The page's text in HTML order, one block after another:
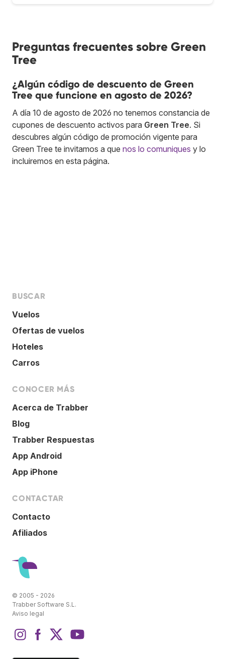
Preguntas frecuentes sobre Green
Tree
¿Algún código de descuento de Green
Tree que funcione en agosto de 2026?
A día 10 de agosto de 2026 no tenemos constancia de
cupones de descuento activos para Green Tree. Si
descubres algún código de promoción vigente para
Green Tree te invitamos a que nos lo comuniques y lo
incluiremos en esta página.
BUSCAR
Vuelos
Ofertas de vuelos
Hoteles
Carros
CONOCER MÁS
Acerca de Trabber
Blog
Trabber Respuestas
App Android
App iPhone
CONTACTAR
Contacto
Afiliados
© 2005 - 2026
Trabber Software S.L.
Aviso legal